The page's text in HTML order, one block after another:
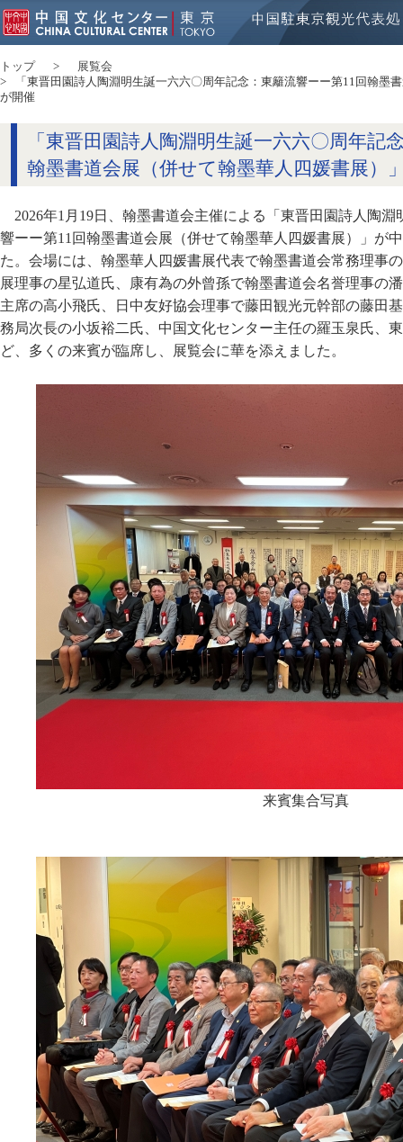
トップ
展覧会
「東晋田園詩人陶淵明生誕一六六〇周年記念：東籬流響ーー第11回翰墨
が開催
「東晋田園詩人陶淵明生誕一六六〇周年記
翰墨書道会展（併せて翰墨華人四媛書展）
2026年1月19日、翰墨書道会主催による「東晋田園詩人陶
響ーー第11回翰墨書道会展（併せて翰墨華人四媛書展）」が
た。会場には、翰墨華人四媛書展代表で翰墨書道会常務理事
展理事の星弘道氏、康有為の外曾孫で翰墨書道会名誉理事の
主席の高小飛氏、日中友好協会理事で藤田観光元幹部の藤田
務局次長の小坂裕二氏、中国文化センター主任の羅玉泉氏、
ど、多くの来賓が臨席し、展覧会に華を添えました。
来賓集合写真